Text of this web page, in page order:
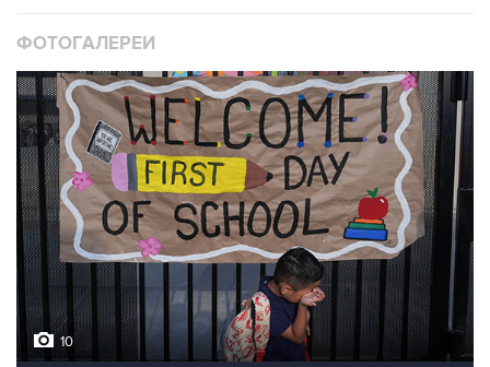
ФОТОГАЛЕРЕИ
10